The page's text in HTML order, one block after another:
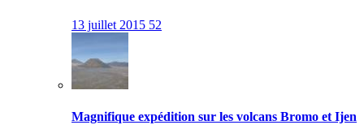
13 juillet 2015 52
Magnifique expédition sur les volcans Bromo et Ijen